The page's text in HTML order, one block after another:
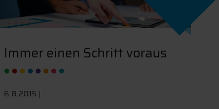
Immer einen Schritt voraus
6.8.2015 |